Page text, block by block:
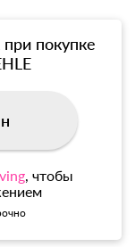
покупке
, чтобы